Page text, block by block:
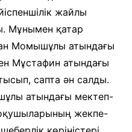
жайлы
Мұнымен қатар
Момышұлы атындағы
Мұстафин атындағы
сапта ән салды.
атындағы мектеп-
жекпе-